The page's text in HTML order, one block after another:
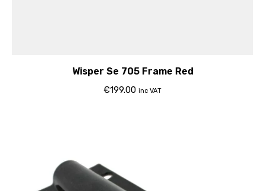
Wisper Se 705 Frame Red
€199.00 inc VAT